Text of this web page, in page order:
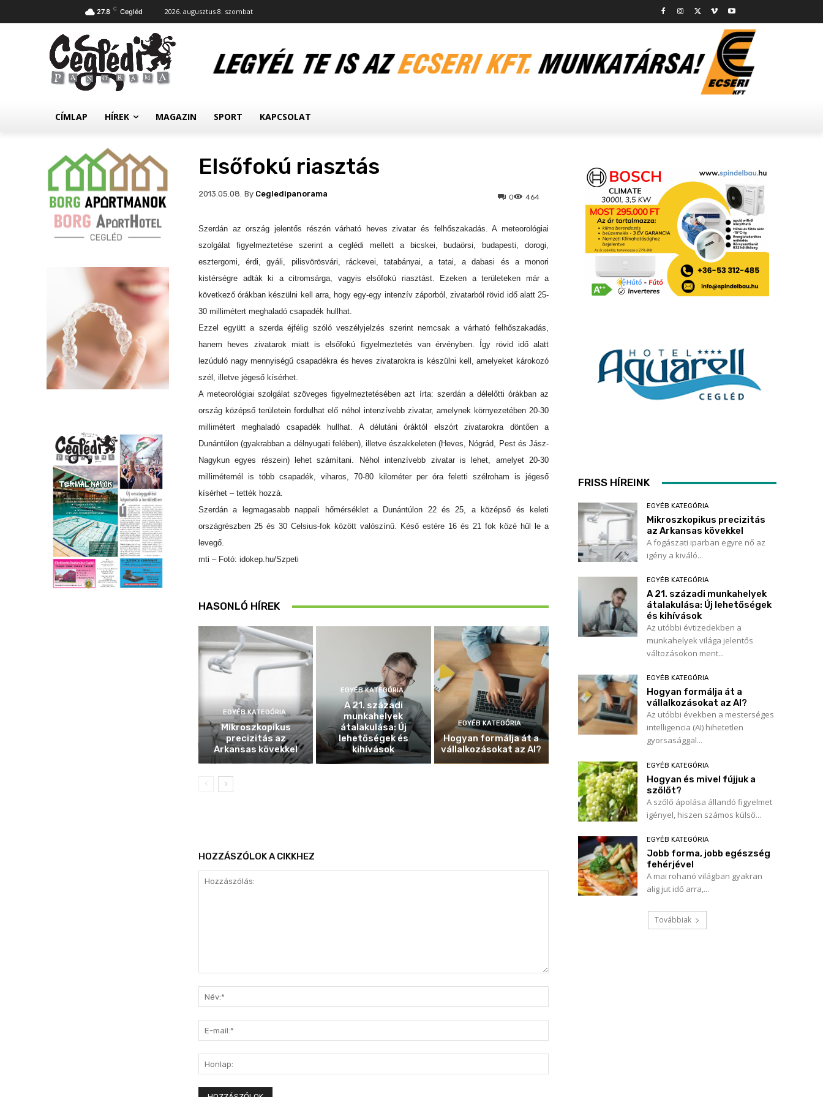
27.8 C Cegléd 2026. augusztus 8. szombat
CÍMLAP HÍREK MAGAZIN SPORT KAPCSOLAT
Elsőfokú riasztás
2013.05.08. 464
0
By Cegledipanorama
Szerdán az ország jelentős részén várható heves zivatar és felhőszakadás. A meteorológiai
szolgálat figyelmeztetése szerint a ceglédi mellett a bicskei, budaörsi, budapesti, dorogi,
esztergomi, érdi, gyáli, pilisvörösvári, ráckevei, tatabányai, a tatai, a dabasi és a monori
kistérségre adták ki a citromsárga, vagyis elsőfokú riasztást. Ezeken a területeken már a
következő órákban készülni kell arra, hogy egy-egy intenzív záporból, zivatarból rövid idő alatt 25-
30 millimétert meghaladó csapadék hullhat.
Ezzel együtt a szerda éjfélig szóló veszélyjelzés szerint nemcsak a várható felhőszakadás,
hanem heves zivatarok miatt is elsőfokú figyelmeztetés van érvényben. Így rövid idő alatt
lezúduló nagy mennyiségű csapadékra és heves zivatarokra is készülni kell, amelyeket károkozó
szél, illetve jégeső kísérhet.
A meteorológiai szolgálat szöveges figyelmeztetésében azt írta: szerdán a délelőtti órákban az
ország középső területein fordulhat elő néhol intenzívebb zivatar, amelynek környezetében 20-30
millimétert meghaladó csapadék hullhat. A délutáni óráktól elszórt zivatarokra döntően a
Dunántúlon (gyakrabban a délnyugati felében), illetve északkeleten (Heves, Nógrád, Pest és Jász-
Nagykun egyes részein) lehet számítani. Néhol intenzívebb zivatar is lehet, amelyet 20-30
milliméternél is több csapadék, viharos, 70-80 kilométer per óra feletti szélroham is jégeső
kísérhet – tették hozzá.
Szerdán a legmagasabb nappali hőmérséklet a Dunántúlon 22 és 25, a középső és keleti
országrészben 25 és 30 Celsius-fok között valószínű. Késő estére 16 és 21 fok közé hűl le a
levegő.
mti – Fotó: idokep.hu/Szpeti
HASONLÓ HÍREK
EGYÉB KATEGÓRIA
Mikroszkopikus
precizitás az
Arkansas kövekkel
EGYÉB KATEGÓRIA
A 21. századi
munkahelyek
átalakulása: Új
lehetőségek és
kihívások
EGYÉB KATEGÓRIA
Hogyan formálja át a
vállalkozásokat az AI?
HOZZÁSZÓLOK A CIKKHEZ
mail:*
FRISS HÍREINK
EGYÉB KATEGÓRIA
Mikroszkopikus precizitás
az Arkansas kövekkel
A fogászati iparban egyre nő az
igény a kiváló...
EGYÉB KATEGÓRIA
A 21. századi munkahelyek
átalakulása: Új lehetőségek
és kihívások
Az utóbbi évtizedekben a
munkahelyek világa jelentős
változásokon ment...
EGYÉB KATEGÓRIA
Hogyan formálja át a
vállalkozásokat az AI?
Az utóbbi években a mesterséges
intelligencia (AI) hihetetlen
gyorsasággal...
EGYÉB KATEGÓRIA
Hogyan és mivel fújjuk a
szőlőt?
A szőlő ápolása állandó figyelmet
igényel, hiszen számos külső...
EGYÉB KATEGÓRIA
Jobb forma, jobb egészség
fehérjével
A mai rohanó világban gyakran
alig jut idő arra,...
Továbbiak